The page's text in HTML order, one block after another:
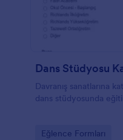
Dans Stüdyosu
Davranış sanatlarına
dans stüdyosunda
Go to Category:
Eğlence Formları